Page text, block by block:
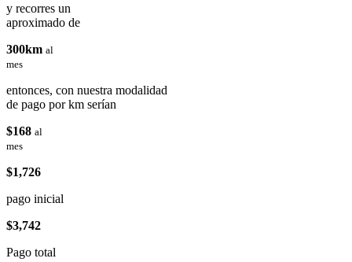
y recorres un
aproximado de
300km al
mes
entonces, con nuestra modalidad
de pago por km serían
$168 al
mes
$1,726
pago inicial
$3,742
Pago total